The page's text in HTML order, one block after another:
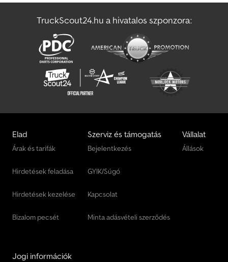
TruckScout24.hu a hivatalos szponzora:
Elad
Árak és tarifák
Hirdetések feladása
Hirdetések kezelése
Bizalom pecsét
Szerviz és támogatás
Bejelentkezés
GYIK/Súgó
Kapcsolat
Minta adásvételi szerződés
Vállalat
Állások
Jogi információk